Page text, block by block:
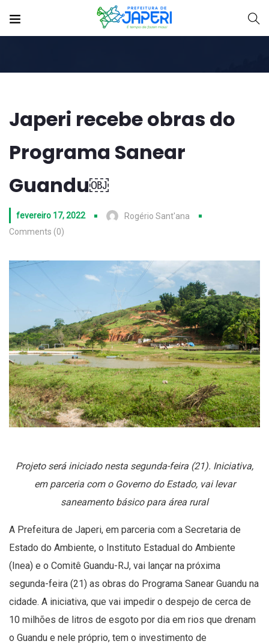
Japeri recebe obras do
Programa Sanear
Guandu￼
fevereiro 17, 2022
Rogério Sant'ana
Comments (0)
Projeto será iniciado nesta segunda-feira (21). Iniciativa,
em parceria com o Governo do Estado, vai levar
saneamento básico para área rural
A Prefeitura de Japeri, em parceria com a Secretaria de
Estado do Ambiente, o Instituto Estadual do Ambiente
(Inea) e o Comitê Guandu-RJ, vai lançar na próxima
segunda-feira (21) as obras do Programa Sanear Guandu na
cidade. A iniciativa, que vai impedir o despejo de cerca de
10 milhões de litros de esgoto por dia em rios que drenam
o Guandu e nele próprio, tem o investimento de